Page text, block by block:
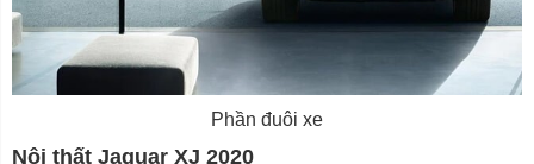
Phần đuôi xe
Nội thất Jaguar XJ 2020